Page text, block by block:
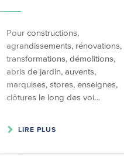
Pour constructions,
agrandissements, rénovations,
transformations, démolitions,
abris de jardin, auvents,
marquises, stores, enseignes,
clôtures le long des voi…
LIRE PLUS